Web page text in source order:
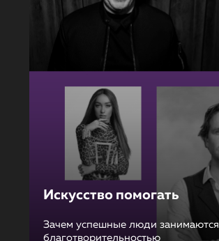
Искусство помогать
Зачем успешные люди занимаются
благотворительностью